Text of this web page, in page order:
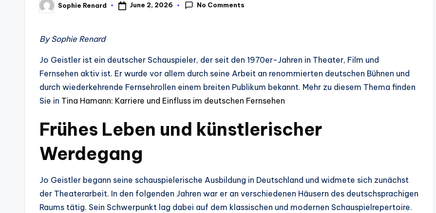
Posted
by
Sophie Renard June 2, 2026 No Comments
By Sophie Renard
Jo Geistler ist ein deutscher Schauspieler, der seit den 1970er-Jahren in Theater, Film und
Fernsehen aktiv ist. Er wurde vor allem durch seine Arbeit an renommierten deutschen Bühnen und
durch wiederkehrende Fernsehrollen einem breiten Publikum bekannt. Mehr zu diesem Thema finden
Sie in Tina Hamann: Karriere und Einfluss im deutschen Fernsehen
Frühes Leben und künstlerischer
Werdegang
Jo Geistler begann seine schauspielerische Ausbildung in Deutschland und widmete sich zunächst
der Theaterarbeit. In den folgenden Jahren war er an verschiedenen Häusern des deutschsprachigen
Raums tätig. Sein Schwerpunkt lag dabei auf dem klassischen und modernen Schauspielrepertoire.